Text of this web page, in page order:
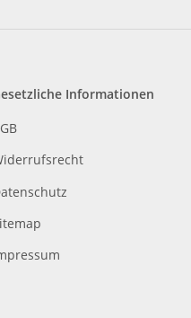
Informationen